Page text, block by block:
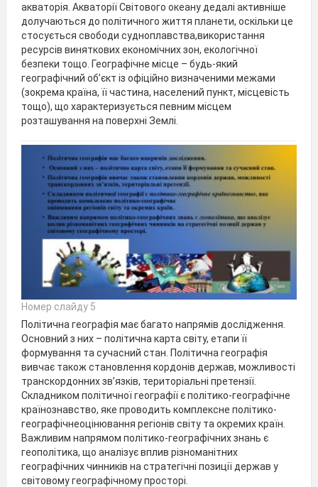
акваторія. Акваторії Світового океану дедалі активніше
долучаються до політичного життя планети, оскільки це
стосується свободи судноплавства,використання
ресурсів виняткових економічних зон, екологічної
безпеки тощо. Географічне місце – будь-який
географічний об’єкт із офіційно визначеними межами
(зокрема країна, її частина, населений пункт, місцевість
тощо), що характеризується певним місцем
розташування на поверхні Землі.
Номер слайду 5
Політична географія має багато напрямів дослідження.
Основний з них – політична карта світу, етапи її
формування та сучасний стан. Політична географія
вивчає також становлення кордонів держав, можливості
транскордонних зв’язків, територіальні претензії.
Складником політичної географії є політико-географічне
країнознавство, яке проводить комплексне політико-
географічнеоцінювання регіонів світу та окремих країн.
Важливим напрямом політико-географічних знань є
геополітика, що аналізує вплив різноманітних
географічних чинників на стратегічні позиції держав у
світовому географічному просторі.